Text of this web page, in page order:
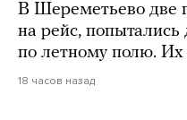
В Шереметьево две
на рейс, попытались
по летному полю.
18 часов назад